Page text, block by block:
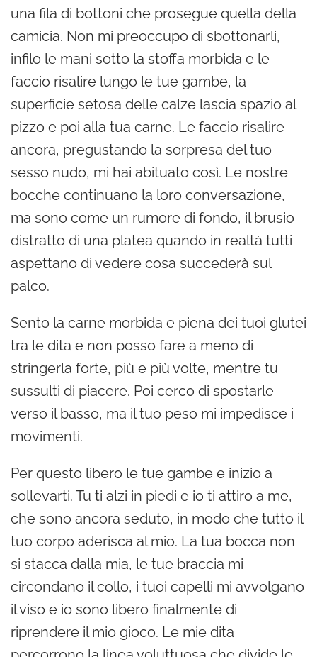
una fila di bottoni che prosegue quella della
camicia. Non mi preoccupo di sbottonarli,
infilo le mani sotto la stoffa morbida e le
faccio risalire lungo le tue gambe, la
superficie setosa delle calze lascia spazio al
pizzo e poi alla tua carne. Le faccio risalire
ancora, pregustando la sorpresa del tuo
sesso nudo, mi hai abituato così. Le nostre
bocche continuano la loro conversazione,
ma sono come un rumore di fondo, il brusio
distratto di una platea quando in realtà tutti
aspettano di vedere cosa succederà sul
palco.
Sento la carne morbida e piena dei tuoi glutei
tra le dita e non posso fare a meno di
stringerla forte, più e più volte, mentre tu
sussulti di piacere. Poi cerco di spostarle
verso il basso, ma il tuo peso mi impedisce i
movimenti.
Per questo libero le tue gambe e inizio a
sollevarti. Tu ti alzi in piedi e io ti attiro a me,
che sono ancora seduto, in modo che tutto il
tuo corpo aderisca al mio. La tua bocca non
si stacca dalla mia, le tue braccia mi
circondano il collo, i tuoi capelli mi avvolgano
il viso e io sono libero finalmente di
riprendere il mio gioco. Le mie dita